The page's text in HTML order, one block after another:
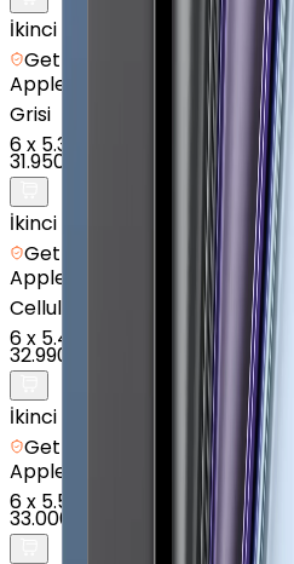
İkinci el
Getmobil Güvencesi
Apple
iPad Air (6. Nesil) - 128
Grisi
6x 5.325 TL
31.950 TL
İkinci el
Getmobil Güvencesi
Apple
iPad Air (6. Nesil) - 128
Cellular - Mavi
6x 5.498 TL
32.990 TL
İkinci el
Getmobil Güvencesi
Apple
iPad 11" (A16) - 256 GB
6x 5.500 TL
33.000 TL